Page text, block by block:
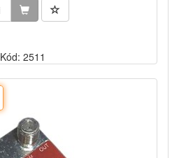
Kód: 2511